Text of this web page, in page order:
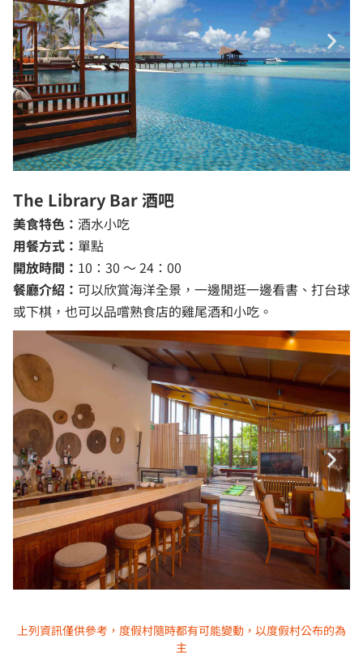
The Library Bar 酒吧
美食特色： 酒水小吃
用餐方式： 單點
開放時間： 10：30 ～ 24：00
餐廳介紹： 可以欣賞海洋全景，一邊閒逛一邊看書、打台球
或下棋，也可以品嚐熟食店的雞尾酒和小吃。
上列資訊僅供參考，度假村隨時都有可能變動，以度假村公布的為
主